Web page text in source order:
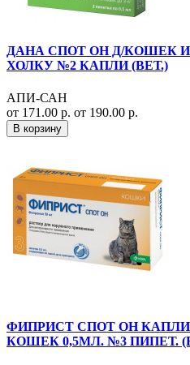
ДАНА СПОТ ОН Д/КОШЕК И
ХОЛКУ №2 КАПЛИ (ВЕТ.)
АПИ-САН
от 171.00 р. от 190.00 р.
В корзину
ФИПРИСТ СПОТ ОН
КОШЕК 0,5МЛ. №3 ПИПЕТ.